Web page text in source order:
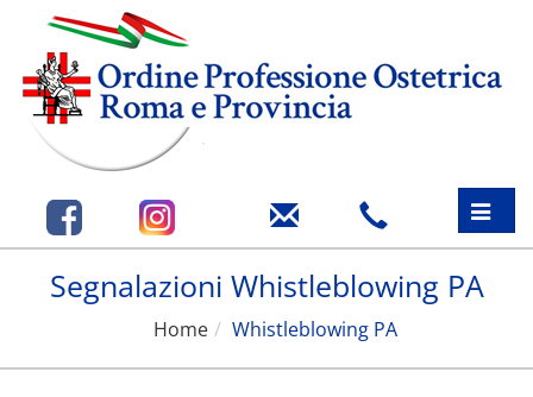
Toggle
Segnalazioni Whistleblowing PA
Home Whistleblowing PA